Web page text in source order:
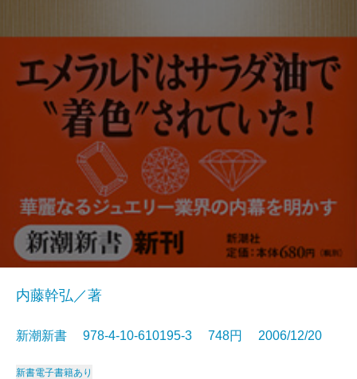
内藤幹弘／著
新潮新書 978-4-10-610195-3 748円 2006/12/20
新書電子書籍あり